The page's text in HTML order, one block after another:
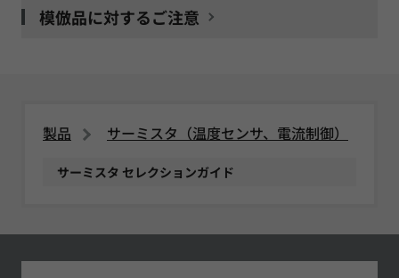
模倣品に対するご注意
製品 サーミスタ（温度センサ、電流制御）
サーミスタ セレクションガイド